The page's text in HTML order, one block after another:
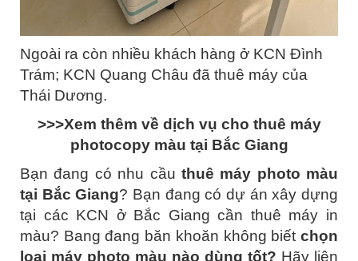
Ngoài ra còn nhiều khách hàng ở KCN Đình
Trám; KCN Quang Châu đã thuê máy của
Thái Dương.
>>>Xem thêm về dịch vụ cho thuê máy
photocopy màu tại Bắc Giang
Bạn đang có nhu cầu thuê máy photo màu
tại Bắc Giang? Bạn đang có dự án xây dựng
tại các KCN ở Bắc Giang cần thuê máy in
màu? Bang đang băn khoăn không biết chọn
loại máy photo màu nào dùng tốt? Hãy liên